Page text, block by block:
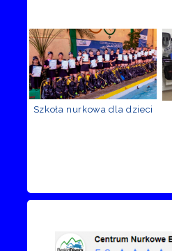
Szkoła nurkowa dla dzieci